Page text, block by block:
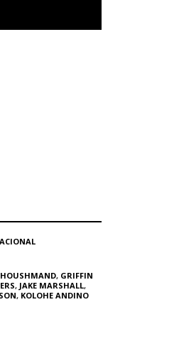
HOUSHMAND, GRIFFIN
, JAKE MARSHALL,
, KOLOHE ANDINO